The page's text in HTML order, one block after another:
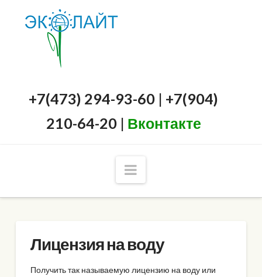
+7(473) 294-93-60 | +7(904)
210-64-20 | Вконтакте
Navigation
Лицензия на воду
Получить так называемую лицензию на воду или